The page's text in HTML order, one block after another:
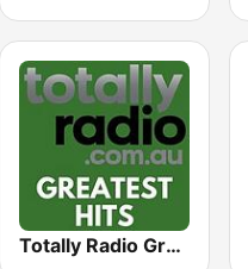
Totally Radio Greatest Hits